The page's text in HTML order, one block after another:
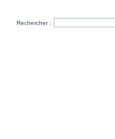
Rechercher :